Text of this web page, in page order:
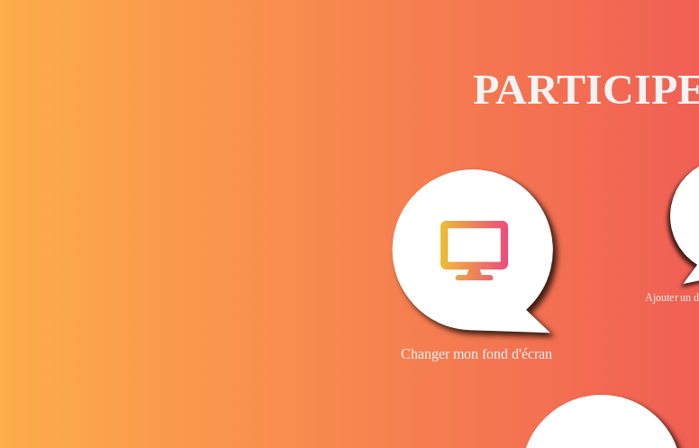
Changer mon fond d'écran
Ajouter un